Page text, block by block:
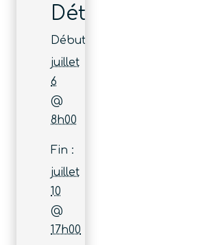
Détails
Début :
juillet
6
@
8h00
Fin :
juillet
10
@
17h00